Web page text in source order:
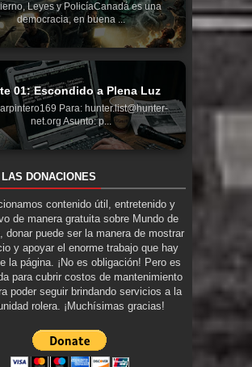
Leyes y PolicíaCanadá es una
democracia, en buena ...
01: Escondido a Plena Luz
Para: hunter.list@hunter-
net.org Asunto: p...
DONACIONES
contenido útil, entretenido y
de manera gratuita sobre Mundo de
donar puede ser la manera de mostrar
y apoyar el enorme trabajo que hay
la página. ¡No es obligación! Pero es
para cubrir costos de mantenimiento
poder seguir brindando servicios a la
rolera. ¡Muchísimas gracias!